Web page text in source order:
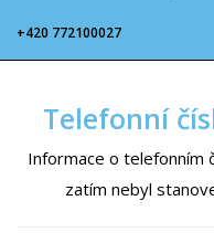
+420 772100027
Telefonní
Informace o telefonním
zatím nebyl